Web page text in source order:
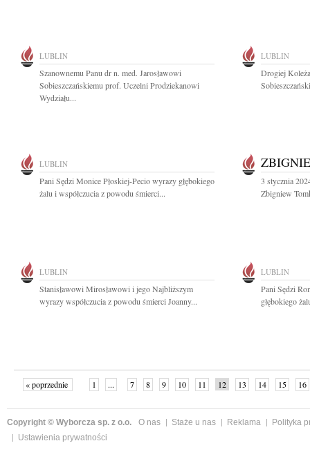
LUBLIN
Szanownemu Panu dr n. med. Jarosławowi
Sobieszczańskiemu prof. Uczelni Prodziekanowi
Wydziału...
LUBLIN
Drogiej
LUBLIN
Pani Sędzi Monice Płoskiej-Pecio wyrazy głębokiego
żalu i współczucia z powodu śmierci...
3 stycznia
Zbigniew
LUBLIN
Stanisławowi Mirosławowi i jego Najbliższym
wyrazy współczucia z powodu śmierci Joanny...
LUBLIN
Pani Sędzi
głębokiego
« poprzednie 1 ... 7 8 9 10 11 12 13 14 15 16
Copyright © Wyborcza sp. z o.o. O nas Staże u nas Reklama
Polityka
Ustawienia prywatności